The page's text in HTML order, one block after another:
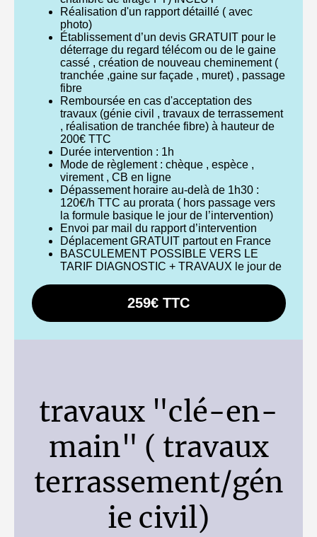
Réalisation d'un rapport détaillé ( avec
photo)
Établissement d’un devis GRATUIT pour le
déterrage du regard télécom ou de le gaine
cassé , création de nouveau cheminement (
tranchée ,gaine sur façade , muret) , passage
fibre
Remboursée en cas d'acceptation des
travaux (génie civil , travaux de terrassement
, réalisation de tranchée fibre) à hauteur de
200€ TTC
Durée intervention : 1h
Mode de règlement : chèque , espèce ,
virement , CB en ligne
Dépassement horaire au-delà de 1h30 :
120€/h TTC au prorata ( hors passage vers
la formule basique le jour de l’intervention)
Envoi par mail du rapport d’intervention
Déplacement GRATUIT partout en France
BASCULEMENT POSSIBLE VERS LE
TARIF DIAGNOSTIC + TRAVAUX le jour de
259€ TTC
travaux "clé-en-
main" ( travaux
terrassement/gén
ie civil)